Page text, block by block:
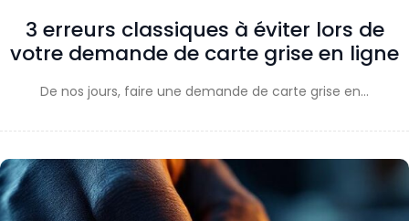
3 erreurs classiques à éviter lors de
votre demande de carte grise en ligne
De nos jours, faire une demande de carte grise en…